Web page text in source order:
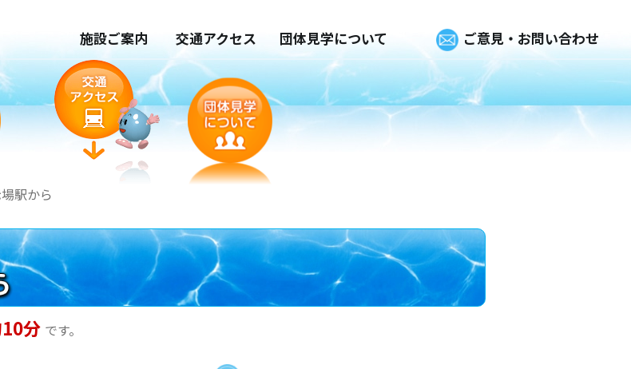
施設ご案内 交通アクセス 団体見学について ご意見・お問い合わせ
駅から
分 です。